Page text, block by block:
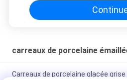
carreaux de porcelaine
Carreaux de porcelaine glacée